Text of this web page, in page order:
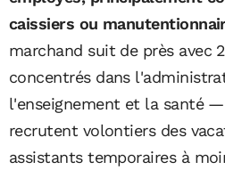
caissiers ou
marchand suit de près avec
concentrés dans
l'enseignement et la santé
recrutent volontiers des
assistants temporaires à